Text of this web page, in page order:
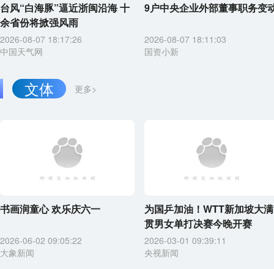
台风“白海豚”逼近浙闽沿海 十
余省份将掀强风雨
2026-08-07 18:17:26
中国天气网
9户中央企业外部董事职务变
2026-08-07 18:11:03
国资小新
更多>
文体
书画润童心 欢乐庆六一
2026-06-02 09:05:22
大象新闻
为国乒加油！WTT新加坡大满
贯男女单打决赛今晚开赛
2026-03-01 09:39:11
央视新闻